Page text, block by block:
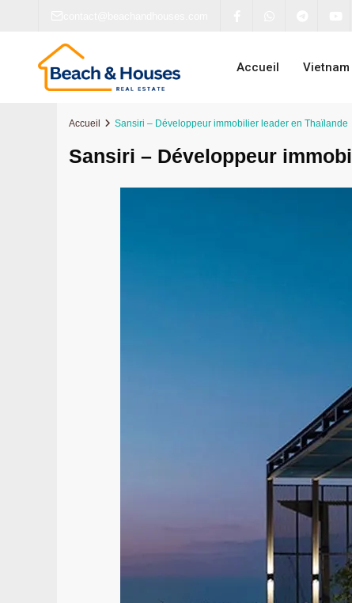
Accueil Vietnam
Accueil Sansiri – Développeur immobilier leader en Thaïlande
Sansiri – Développeur